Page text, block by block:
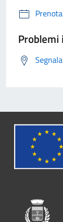
Problemi